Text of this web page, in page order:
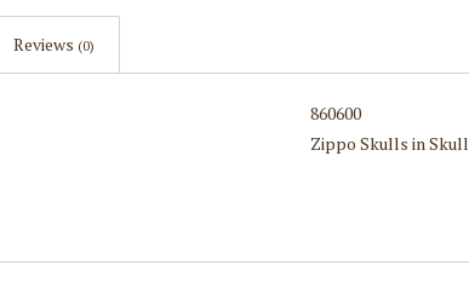
Reviews (0)
860600
Zippo Skulls in Skull